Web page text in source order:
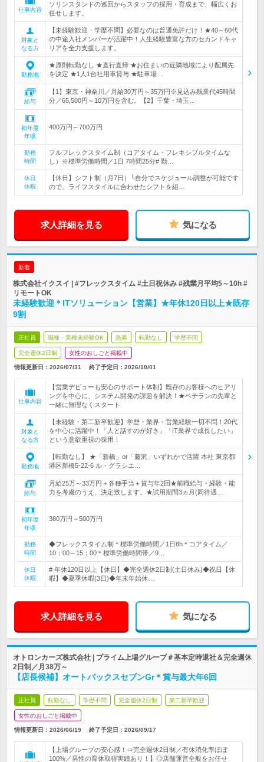
仕事内容
ソリンスタンドの巡回からスタッフの採用・育成まで、幅広くお
任せします。
対象と
なる方
【未経験歓迎・学歴不問】必要なのは普通免許だけ！★40～60代
の中途入社メンバーが活躍中！人生経験豊富な方のセカンドキャ
リアを全力支援します。
勤務地
★原則転勤なし ★直行直帰 ★お住まいの近隣地域により配属先
を決定 ★1人1台社用車貸与 ★駐車場…
給与
【1】東京・神奈川／月給30万円～35万円※見込み残業代45時間
分／65,500円～10万円を含む。【2】千葉・埼玉…
初年度
年収
400万円～700万円
勤務
時間
フルフレックスタイム制（コアタイム・フレキシブルタイムな
し）※標準労働時間／1日 7時間25分# 勤…
休日
休暇
【休日】シフト制（月7日）└自分でスケジュール調整が可能です
ので、ライフスタイルに合わせたシフトを組…
求人詳細を見る 気になる
新着
株式会社イクスイ | #フレックスタイム #土日祝休み #残業月平均5～10h #
リモートOK
未経験歓迎＊ITソリューション【営業】★年休120日以上★既存
9割
正社員 職種・業種未経験OK 急募 転勤なし 学歴不問
完全週休2日制 女性のおしごと掲載中
情報更新日：2026/07/31 終了予定日： 2026/10/01
仕事内容
【営業デビューも安心のサポート体制】既存のお客様へのヒアリ
ングを中心に、システム開発の課題を解決！★ベテランの先輩と
一緒に無理なくスタート
対象と
なる方
【未経験・第二新卒歓迎】学歴・業界・営業経験一切不問！20代
を中心に活躍中！「人と話すのが好き」「IT業界で成長したい」
という意欲重視の採用！
勤務地
【転勤なし】 ★「新橋」or「藤沢」いずれかで活躍 本社 東京都
港区新橋5-22-6 ル・グラシエ…
給与
月給25万～33万円＋各種手当＋賞与年2回★前職給与・経験・能
力を考慮のうえ、決定致します。★試用期間3ヵ月(同待遇…
初年度
年収
380万円～500万円
勤務
時間
◆フレックスタイム制＊標準労働時間／1日8h＊コアタイム／
10：00～15：00＊標準労働時間帯／9…
休日
休暇
# 年休120日以上【休日】◆完全週休2日制(土日休み)◆祝日【休
暇】◆夏季休暇(3日)◆年末年始休…
求人詳細を見る 気になる
オトロンカーズ株式会社 | プライム上場グループ＃基本定時退社＆完全週休
2日制／月38万～
【店長候補】オートバックスセブンGr＊賞与最大年6回
正社員 転勤なし 学歴不問 完全週休2日制 第二新卒歓迎
女性のおしごと掲載中
情報更新日：2026/06/19 終了予定日： 2026/09/17
【上場グループの安心感！⇒完全週休2日制／有休消化率ほぼ
100%／男性の育休取得実績あり！】◎店舗運営全般をお任せ